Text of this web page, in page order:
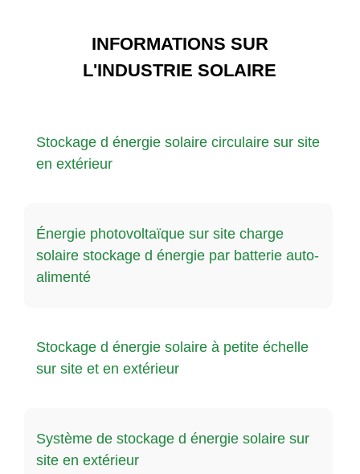
INFORMATIONS SUR
L'INDUSTRIE SOLAIRE
Stockage d énergie solaire circulaire sur site
en extérieur
Énergie photovoltaïque sur site charge
solaire stockage d énergie par batterie auto-
alimenté
Stockage d énergie solaire à petite échelle
sur site et en extérieur
Système de stockage d énergie solaire sur
site en extérieur